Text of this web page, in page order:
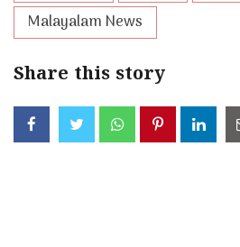
Malayalam News
Share this story